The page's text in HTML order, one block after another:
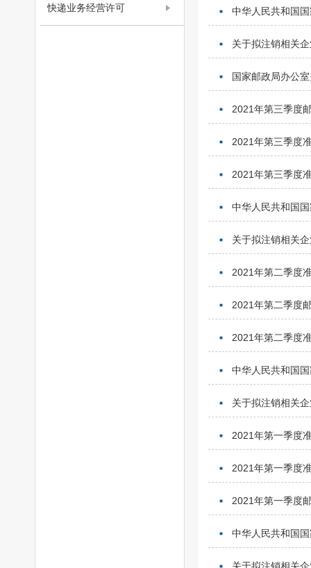
快递业务经营许可 中华人民共和国
关于拟注销相关
国家邮政局办公
2021年第三季度
2021年第三季度
2021年第三季度
中华人民共和国
关于拟注销相关
2021年第二季度
2021年第二季度
2021年第二季度
中华人民共和国
关于拟注销相关
2021年第一季度
2021年第一季度
2021年第一季度
中华人民共和国